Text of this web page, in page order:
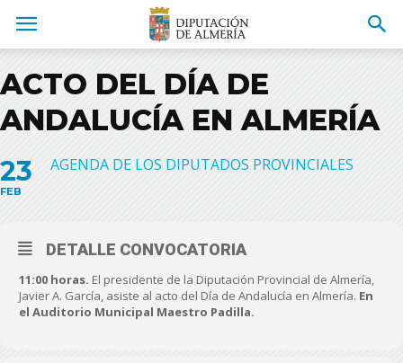
ACTO DEL DÍA DE
ANDALUCÍA EN ALMERÍA
23
FEB
AGENDA DE LOS DIPUTADOS PROVINCIALES
DETALLE CONVOCATORIA
11:00 horas. El presidente de la Diputación Provincial de Almería,
Javier A. García, asiste al acto del Día de Andalucía en Almería. En
el Auditorio Municipal Maestro Padilla.